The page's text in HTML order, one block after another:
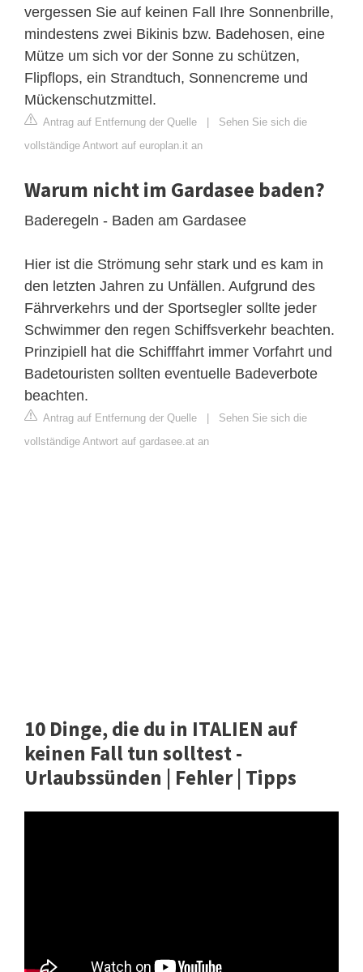
vergessen Sie auf keinen Fall Ihre Sonnenbrille,
mindestens zwei Bikinis bzw. Badehosen, eine
Mütze um sich vor der Sonne zu schützen,
Flipflops, ein Strandtuch, Sonnencreme und
Mückenschutzmittel.
Antrag auf Entfernung der Quelle
Sehen Sie sich die
vollständige Antwort auf europlan.it an
Warum nicht im Gardasee baden?
Baderegeln - Baden am Gardasee
Hier ist die Strömung sehr stark und es kam in
den letzten Jahren zu Unfällen. Aufgrund des
Fährverkehrs und der Sportsegler sollte jeder
Schwimmer den regen Schiffsverkehr beachten.
Prinzipiell hat die Schifffahrt immer Vorfahrt und
Badetouristen sollten eventuelle Badeverbote
beachten.
Antrag auf Entfernung der Quelle
Sehen Sie sich die
vollständige Antwort auf gardasee.at an
10 Dinge, die du in ITALIEN auf
keinen Fall tun solltest -
Urlaubssünden | Fehler | Tipps